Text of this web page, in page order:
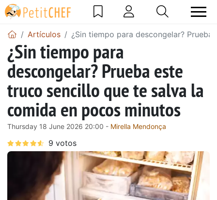
Artículos ¿Sin tiempo para descongelar?
¿Sin tiempo para
descongelar? Prueba este
truco sencillo que te salva la
comida en pocos minutos
Thursday 18 June 2026 20:00 - Mirella Mendonça